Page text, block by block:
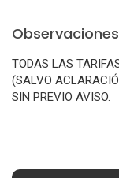
Observaciones
TODAS LAS
(SALVO
SIN PREVIO AVISO.